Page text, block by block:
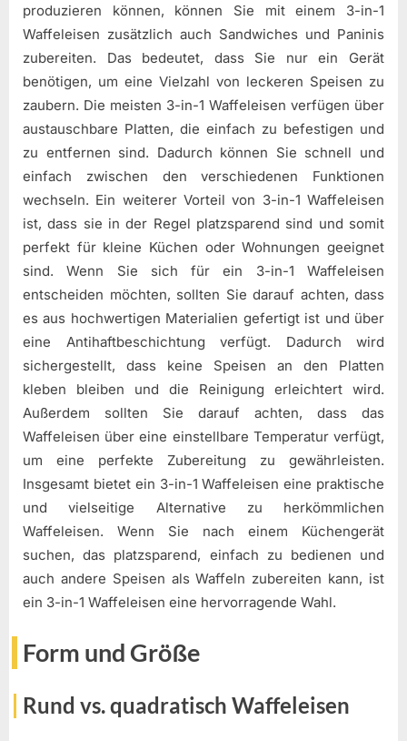
produzieren können, können Sie mit einem 3-in-1
Waffeleisen zusätzlich auch Sandwiches und Paninis
zubereiten. Das bedeutet, dass Sie nur ein Gerät
benötigen, um eine Vielzahl von leckeren Speisen zu
zaubern. Die meisten 3-in-1 Waffeleisen verfügen über
austauschbare Platten, die einfach zu befestigen und
zu entfernen sind. Dadurch können Sie schnell und
einfach zwischen den verschiedenen Funktionen
wechseln. Ein weiterer Vorteil von 3-in-1 Waffeleisen
ist, dass sie in der Regel platzsparend sind und somit
perfekt für kleine Küchen oder Wohnungen geeignet
sind. Wenn Sie sich für ein 3-in-1 Waffeleisen
entscheiden möchten, sollten Sie darauf achten, dass
es aus hochwertigen Materialien gefertigt ist und über
eine Antihaftbeschichtung verfügt. Dadurch wird
sichergestellt, dass keine Speisen an den Platten
kleben bleiben und die Reinigung erleichtert wird.
Außerdem sollten Sie darauf achten, dass das
Waffeleisen über eine einstellbare Temperatur verfügt,
um eine perfekte Zubereitung zu gewährleisten.
Insgesamt bietet ein 3-in-1 Waffeleisen eine praktische
und vielseitige Alternative zu herkömmlichen
Waffeleisen. Wenn Sie nach einem Küchengerät
suchen, das platzsparend, einfach zu bedienen und
auch andere Speisen als Waffeln zubereiten kann, ist
ein 3-in-1 Waffeleisen eine hervorragende Wahl.
Form und Größe
Rund vs. quadratisch Waffeleisen